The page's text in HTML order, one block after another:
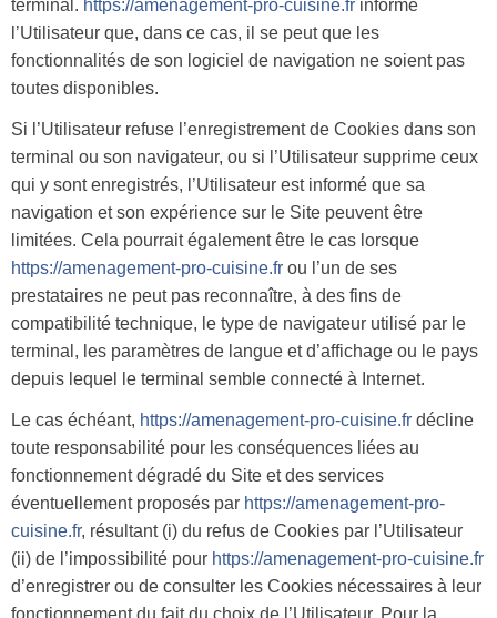
terminal. https://amenagement-pro-cuisine.fr informe
l’Utilisateur que, dans ce cas, il se peut que les
fonctionnalités de son logiciel de navigation ne soient pas
toutes disponibles.
Si l’Utilisateur refuse l’enregistrement de Cookies dans son
terminal ou son navigateur, ou si l’Utilisateur supprime ceux
qui y sont enregistrés, l’Utilisateur est informé que sa
navigation et son expérience sur le Site peuvent être
limitées. Cela pourrait également être le cas lorsque
https://amenagement-pro-cuisine.fr ou l’un de ses
prestataires ne peut pas reconnaître, à des fins de
compatibilité technique, le type de navigateur utilisé par le
terminal, les paramètres de langue et d’affichage ou le pays
depuis lequel le terminal semble connecté à Internet.
Le cas échéant, https://amenagement-pro-cuisine.fr décline
toute responsabilité pour les conséquences liées au
fonctionnement dégradé du Site et des services
éventuellement proposés par https://amenagement-pro-
cuisine.fr, résultant (i) du refus de Cookies par l’Utilisateur
(ii) de l’impossibilité pour https://amenagement-pro-cuisine.fr
d’enregistrer ou de consulter les Cookies nécessaires à leur
fonctionnement du fait du choix de l’Utilisateur. Pour la